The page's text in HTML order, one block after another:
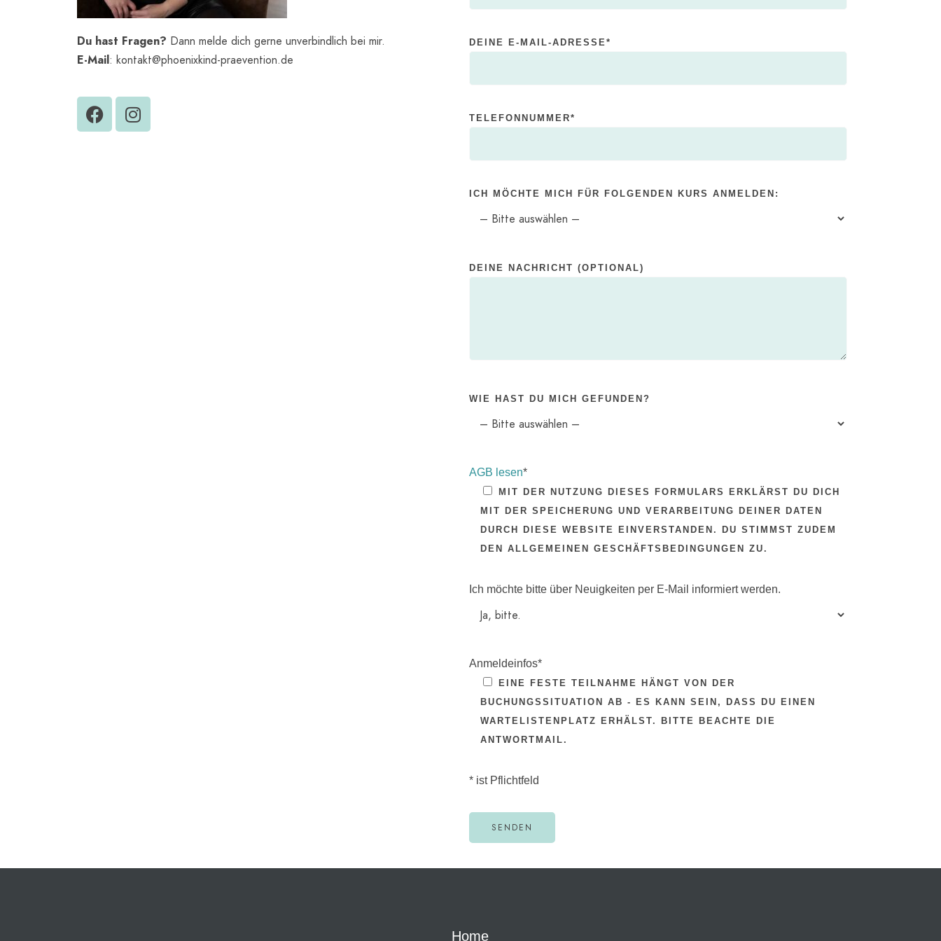
Du hast Fragen? Dann melde dich gerne unverbindlich bei mir.
E-Mail: kontakt@phoenixkind-praevention.de
L
E
S
E
E
.
DEINE E-MAIL-ADRESSE*
TELEFONNUMMER*
ICH MÖCHTE MICH FÜR FOLGENDEN KURS ANMELDEN:
DEINE NACHRICHT (OPTIONAL)
WIE HAST DU MICH GEFUNDEN?
AGB lesen*
MIT DER NUTZUNG DIESES FORMULARS ERKLÄRST DU DICH
MIT DER SPEICHERUNG UND VERARBEITUNG DEINER DATEN
DURCH DIESE WEBSITE EINVERSTANDEN. DU STIMMST ZUDEM
DEN ALLGEMEINEN GESCHÄFTSBEDINGUNGEN ZU.
Ich möchte bitte über Neuigkeiten per E-Mail informiert werden.
Anmeldeinfos*
EINE FESTE TEILNAHME HÄNGT VON DER
BUCHUNGSSITUATION AB - ES KANN SEIN, DASS DU EINEN
WARTELISTENPLATZ ERHÄLST. BITTE BEACHTE DIE
ANTWORTMAIL.
* ist Pflichtfeld
Home